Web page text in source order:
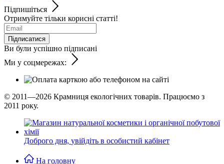
Підпишіться
Отримуйте тільки корисні статті!
Підписатися
Ви були успішно підписані
Ми у соцмережах:
© 2011—2026 Крамниця екологічних товарів. Працюємо з
2011 року.
Доброго дня, увійдіть в особистий кабінет
На головну